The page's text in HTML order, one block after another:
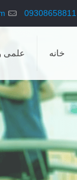
09308658811
خانه علمی